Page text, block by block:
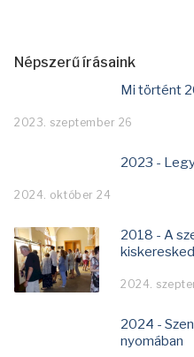
Népszerű írásaink
Mi történt
2023. szeptember 26
2023 -
2024. október 24
2018 - A
2024.
2024 -
nyomában